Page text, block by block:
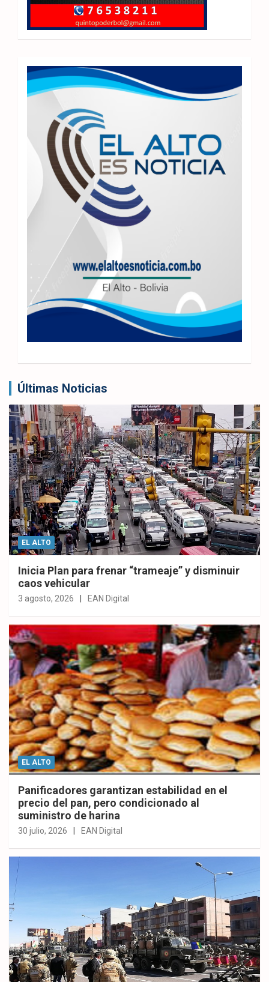
Últimas Noticias
EL ALTO
Inicia Plan para frenar “trameaje” y disminuir
caos vehicular
3 agosto, 2026 EAN Digital
EL ALTO
Panificadores garantizan estabilidad en el
precio del pan, pero condicionado al
suministro de harina
30 julio, 2026 EAN Digital